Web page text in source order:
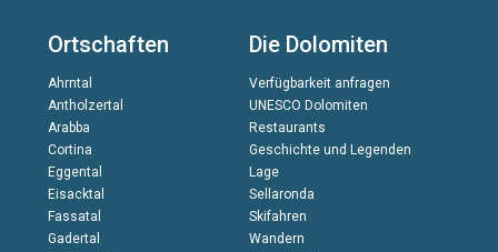
Ortschaften
Ahrntal
Antholzertal
Arabba
Cortina
Eggental
Eisacktal
Fassatal
Gadertal
Die Dolomiten
Verfügbarkeit anfragen
UNESCO Dolomiten
Restaurants
Geschichte und Legenden
Lage
Sellaronda
Skifahren
Wandern